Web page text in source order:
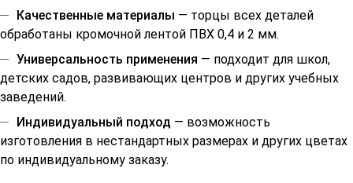
Качественные материалы — торцы всех деталей
обработаны кромочной лентой ПВХ 0,4 и 2 мм.
Универсальность применения — подходит для школ,
детских садов, развивающих центров и других учебных
заведений.
Индивидуальный подход — возможность
изготовления в нестандартных размерах и других цветах
по индивидуальному заказу.